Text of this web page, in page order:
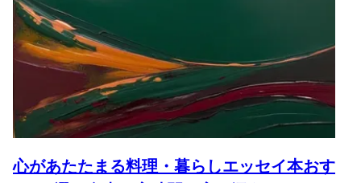
心があたたまる料理・暮らしエッセイ本おす